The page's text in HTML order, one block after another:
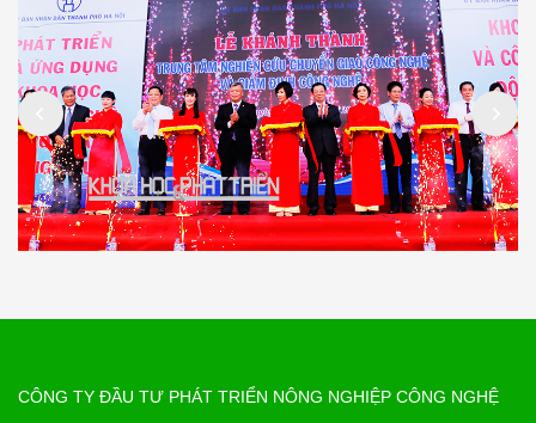
CÔNG TY ĐẦU TƯ PHÁT TRIỂN NÔNG NGHIỆP CÔNG NGHỆ